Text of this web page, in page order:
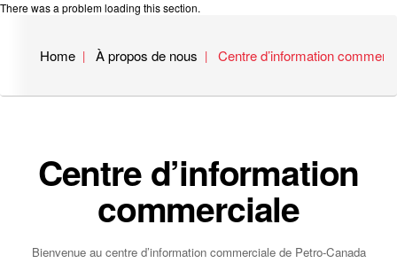
There was a problem loading this section.
Home À propos de nous Centre d’information
Centre d’information
commerciale
Bienvenue au centre d’information commerciale de Petro‑Canada